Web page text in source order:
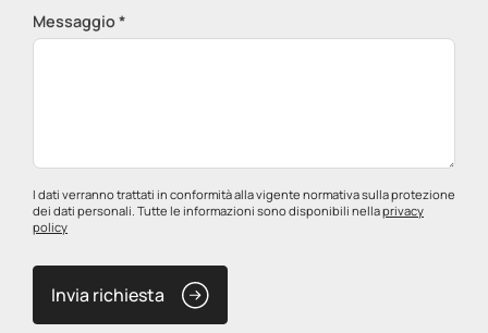
Messaggio *
I dati verranno trattati in conformità alla vigente normativa sulla protezione
dei dati personali. Tutte le informazioni sono disponibili nellaprivacy
policy
Invia richiesta